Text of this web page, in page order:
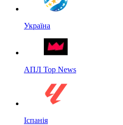
Україна
АПЛ Top News
Іспанія